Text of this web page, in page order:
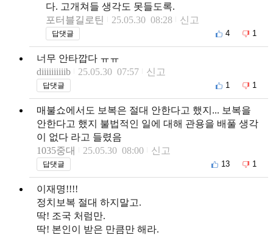
다. 고개쳐들 생각도 못들도록.
포터블길로틴
25.05.30 08:28 신고
답댓글 4 1
너무 안타깝다 ㅠㅠ
diiiiiiiiiib
25.05.30 07:57 신고
답댓글 1 1
매불쇼에서도 보복은 절대 안한다고 했지... 보복을
안한다고 했지 불법적인 일에 대해 관용을 배풀 생각
이 없다 라고 들렸음
1035중대
25.05.30 08:00 신고
답댓글 13 1
이재명!!!!
정치보복 절대 하지말고.
딱! 조국 처럼만.
딱! 본인이 받은 만큼만 해라.